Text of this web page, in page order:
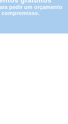
pedir um orçamento
compromisso.